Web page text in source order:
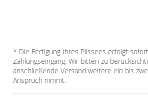
* Die Fertigung Ihres Plissees erfolgt
Zahlungseingang. Wir bitten zu
anschließende Versand weitere ein bis
Anspruch nimmt.